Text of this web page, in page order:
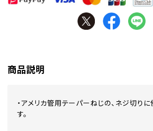
商品説明
・アメリカ管用テーパーねじの、ネジ切り
す。